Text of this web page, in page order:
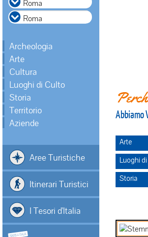
Archeologia
Arte
Cultura
Luoghi di Culto
Storia
Territorio
Aziende
Aree Turistiche
Itinerari Turistici
I Tesori d'Italia
Abbiamo
Arte
Luoghi
Storia